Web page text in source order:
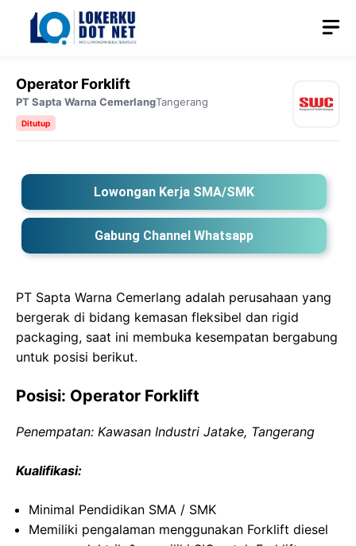
Langsung
Operator Forklift
PT Sapta Warna CemerlangTangerang
Ditutup
Lowongan Kerja SMA/SMK
Gabung Channel Whatsapp
PT Sapta Warna Cemerlang adalah perusahaan yang
bergerak di bidang kemasan fleksibel dan rigid
packaging, saat ini membuka kesempatan bergabung
untuk posisi berikut.
Posisi: Operator Forklift
Penempatan: Kawasan Industri Jatake, Tangerang
Kualifikasi:
Minimal Pendidikan SMA / SMK
Memiliki pengalaman menggunakan Forklift diesel